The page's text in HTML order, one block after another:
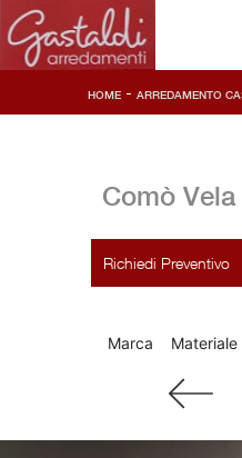
HOME- ARREDAMENTO
Comò
Richiedi Preventivo
Marca Materiale